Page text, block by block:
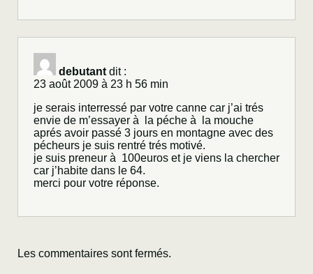
debutant dit :
23 août 2009 à 23 h 56 min
je serais interressé par votre canne car j’ai trés
envie de m’essayer à la péche à la mouche
aprés avoir passé 3 jours en montagne avec des
pécheurs je suis rentré trés motivé.
je suis preneur à 100euros et je viens la chercher
car j’habite dans le 64.
merci pour votre réponse.
Les commentaires sont fermés.